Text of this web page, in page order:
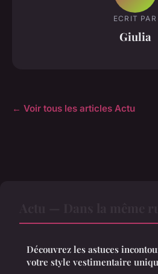
ECRIT PAR
Giulia
← Voir tous les articles Actu
Découvrez les astuces
votre style vestimentaire